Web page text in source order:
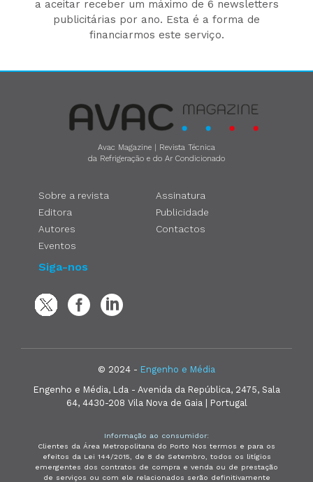
a aceitar receber um máximo de 6 newsletters
publicitárias por ano. Esta é a forma de
financiarmos este serviço.
Avac Magazine | Revista Técnica
da Refrigeração e do Ar Condicionado
Sobre a revista
Editora
Autores
Eventos
Assinatura
Publicidade
Contactos
Siga-nos
© 2024 - Engenho e Média
Engenho e Média, Lda - Avenida da República, 2475, Sala
64, 4430-208 Vila Nova de Gaia | Portugal
Informação ao consumidor:
Clientes da Área Metropolitana do Porto Nos termos e para os
efeitos da Lei 144/2015, de 8 de Setembro, todos os litígios
emergentes dos contratos de compra e venda ou de prestação
de serviços ou com ele relacionados serão definitivamente